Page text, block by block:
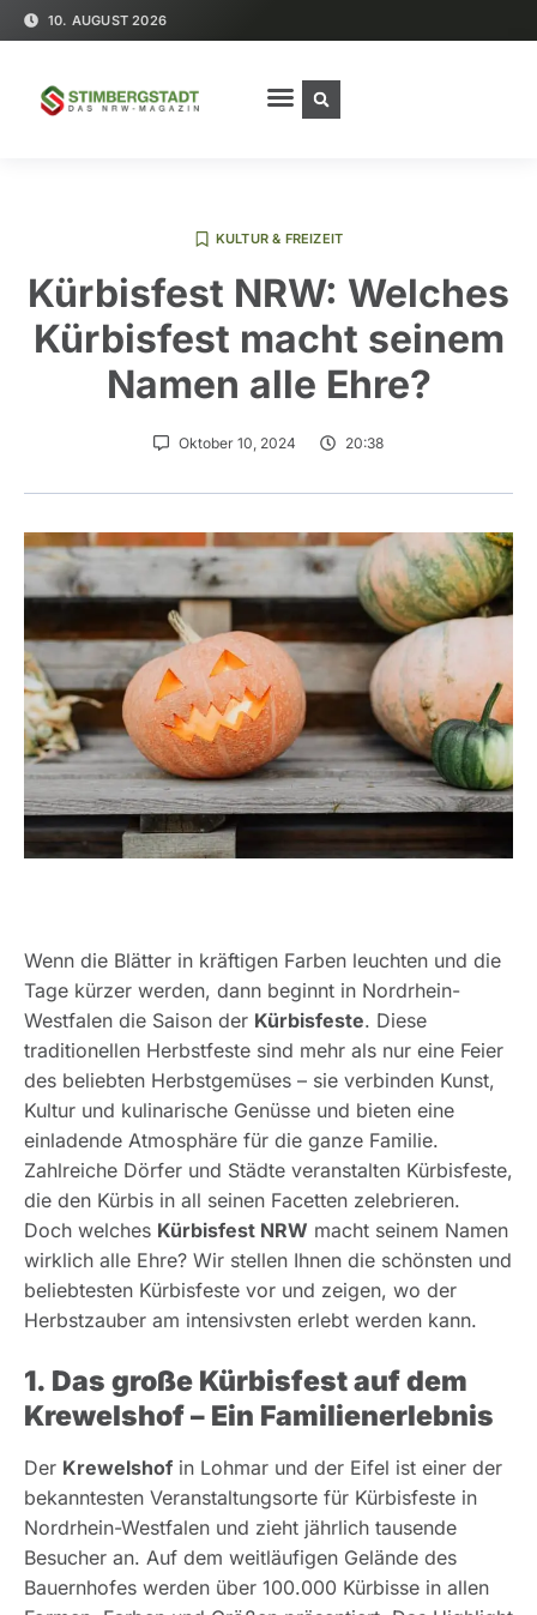
10. AUGUST 2026
KULTUR & FREIZEIT
Kürbisfest NRW: Welches
Kürbisfest macht seinem
Namen alle Ehre?
Oktober 10, 2024 20:38
Wenn die Blätter in kräftigen Farben leuchten und die
Tage kürzer werden, dann beginnt in Nordrhein-
Westfalen die Saison der Kürbisfeste. Diese
traditionellen Herbstfeste sind mehr als nur eine Feier
des beliebten Herbstgemüses – sie verbinden Kunst,
Kultur und kulinarische Genüsse und bieten eine
einladende Atmosphäre für die ganze Familie.
Zahlreiche Dörfer und Städte veranstalten Kürbisfeste,
die den Kürbis in all seinen Facetten zelebrieren.
Doch welches Kürbisfest NRW macht seinem Namen
wirklich alle Ehre? Wir stellen Ihnen die schönsten und
beliebtesten Kürbisfeste vor und zeigen, wo der
Herbstzauber am intensivsten erlebt werden kann.
1. Das große Kürbisfest auf dem
Krewelshof – Ein Familienerlebnis
Der Krewelshof in Lohmar und der Eifel ist einer der
bekanntesten Veranstaltungsorte für Kürbisfeste in
Nordrhein-Westfalen und zieht jährlich tausende
Besucher an. Auf dem weitläufigen Gelände des
Bauernhofes werden über 100.000 Kürbisse in allen